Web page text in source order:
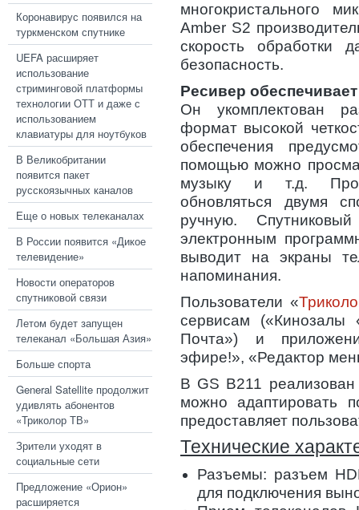
Коронавирус появился на
туркменском спутнике
UEFA расширяет
использование
стриминговой платформы
технологии ОТТ и даже с
использованием
клавиатуры для ноутбуков
В Великобритании
появится пакет
русскоязычных каналов
Еще о новых телеканалах
В России появится «Дикое
телевидение»
Новости операторов
спутниковой связи
Летом будет запущен
телеканал «Большая Азия»
Больше спорта
General Satellite продолжит
удивлять абонентов
«Триколор ТВ»
Зрители уходят в
социальные сети
Предложение «Орион»
расширяется
многокристального
Amber S2
скорость обработки
безопасность.
Ресивер
Он укомплектован
формат высокой
обеспечения
помощью можно
музыку и т.д.
обновляться двумя
ручную.
электронным
выводит на экраны
напоминания.
Пользователи «
сервисам
Почта») и
эфире!», «Редактор
В GS B211
можно адаптировать
предоставляет
Технические
Разъемы: разъем
для подключения